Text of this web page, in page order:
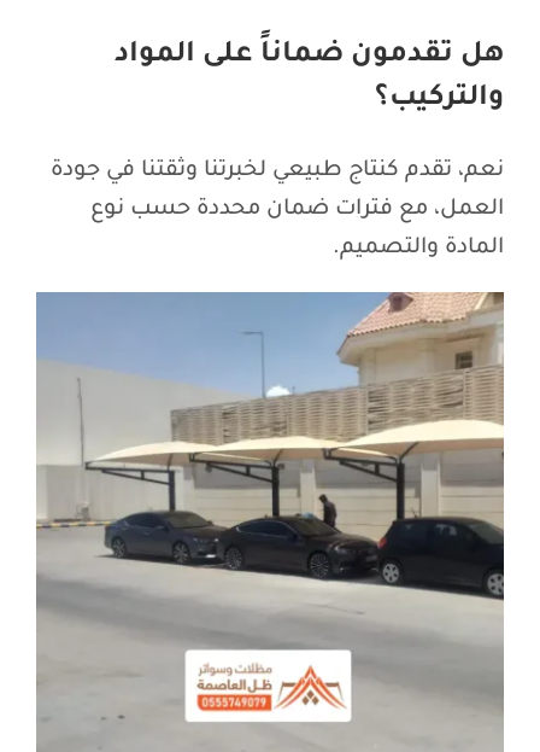
هل تقدمون ضماناً على المواد
والتركيب؟
نعم، تقدم كنتاج طبيعي لخبرتنا وثقتنا في جودة
العمل، مع فترات ضمان محددة حسب نوع
المادة والتصميم.